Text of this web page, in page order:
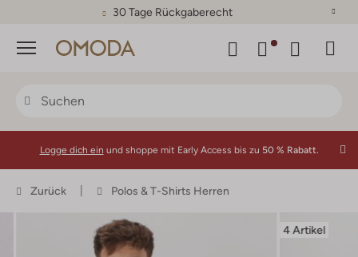
30 Tage Rückgaberecht
Menü
Logge dich ein und shoppe mit Early Access bis zu 50 % Rabatt.
Zurück Polos & T-Shirts Herren
4 Artikel